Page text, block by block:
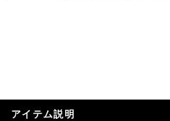
アイテム説明